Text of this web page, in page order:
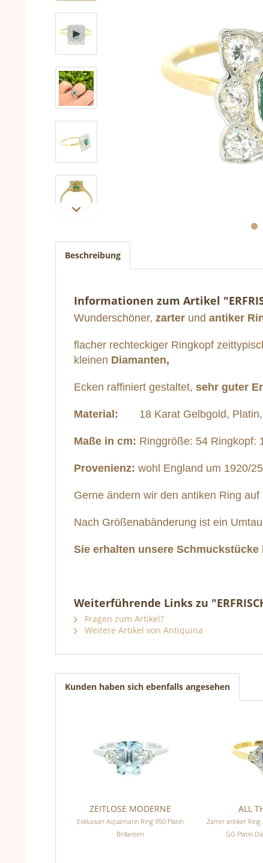
Beschreibung
Informationen zum Artikel
Wunderschöner, zarter und antiker
flacher rechteckiger Ringkopf
kleinen Diamanten,
Ecken raffiniert gestaltet, sehr guter
Material: 18 Karat Gelbgold, Platin,
Maße in cm: Ringgröße: 54 Ringkopf:
Provenienz: wohl England um 1920/25
Gerne ändern wir den antiken Ring
Nach Größenabänderung ist ein
Sie erhalten unsere
Weiterführende Links zu
Fragen zum Artikel?
Weitere Artikel von Antiquina
Kunden haben sich ebenfalls angesehen
ZEITLOSE MODERNE
Exklusiver Aquamarin Ring 950 Platin
Brillanten
ALL
Zarter antiker Ring
GG Platin